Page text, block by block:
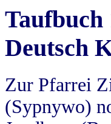
Taufbuch
Deutsch
Zur Pfarrei
(Sypnywo)